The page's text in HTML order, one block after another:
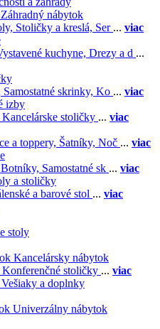
Záhradný nábytok
Stoličky a kreslá, Ser ... viac
kuchyne, Drezy a d ...
Samostatné skrinky, Ko ... viac
izby
Kancelárske stoličky ... viac
a toppery, Šatníky, Noč ... viac
Botníky, Samostatné sk ... viac
a stoličky
a barové stol ... viac
stoly
Kancelársky nábytok
Konferenčné stoličky ... viac
Vešiaky a doplnky
Univerzálny nábytok